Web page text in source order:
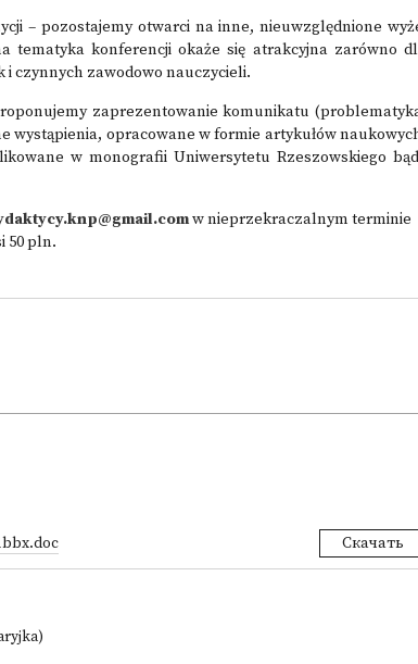
pozostajemy otwarci na inne, nieuwzględnione
tematyka konferencji okaże się atrakcyjna zarówno
czynnych zawodowo nauczycieli.
zaprezentowanie komunikatu
wystąpienia, opracowane w formie artykułów
w monografii Uniwersytetu Rzeszowskiego
w nieprzekraczalnym terminie
50 pln.
Скачать